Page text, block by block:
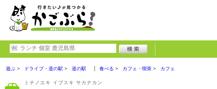
遊ぶ ドライブ・道の駅 道の駅 食べる カフェ・喫茶 カフェ
ミチノエキ イブスキ サカナカン